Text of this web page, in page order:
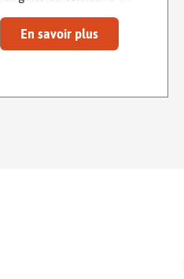
En savoir plus